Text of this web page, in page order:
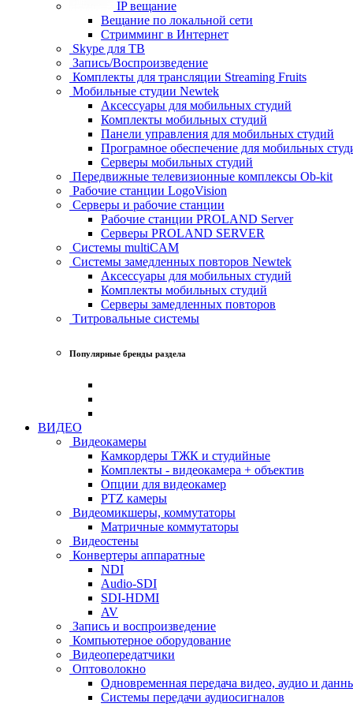
IP вещание
Вещание по локальной сети
Стримминг в Интернет
Skype для ТВ
Запись/Воспроизведение
Комплекты для трансляции Streaming Fruits
Мобильные студии Newtek
Аксессуары для мобильных студий
Комплекты мобильных студий
Панели управления для мобильных студий
Програмное обеспечение для мобильных
Серверы мобильных студий
Передвижные телевизионные комплексы Ob-kit
Рабочие станции LogoVision
Серверы и рабочие станции
Рабочие станции PROLAND Server
Серверы PROLAND SERVER
Системы multiCAM
Системы замедленных повторов Newtek
Аксессуары для мобильных студий
Комплекты мобильных студий
Серверы замедленных повторов
Титровальные системы
Популярные бренды раздела
ВИДЕО
Видеокамеры
Камкордеры ТЖК и студийные
Комплекты - видеокамера + объектив
Опции для видеокамер
PTZ камеры
Видеомикшеры, коммутаторы
Матричные коммутаторы
Видеостены
Конвертеры аппаратные
NDI
Audio-SDI
SDI-HDMI
AV
Запись и воспроизведение
Компьютерное оборудование
Видеопередатчики
Оптоволокно
Одновременная передача видео, аудио и
Системы передачи аудиосигналов